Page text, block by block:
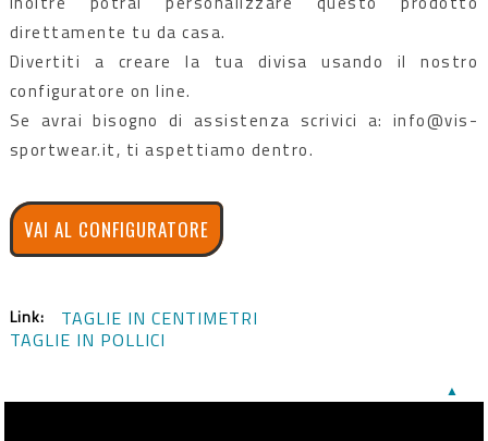
direttamente tu da casa.
Divertiti a creare la tua divisa usando il nostro
configuratore on line.
Se avrai bisogno di assistenza scrivici a: info@vis-
sportwear.it, ti aspettiamo dentro.
VAI AL CONFIGURATORE
Link:
TAGLIE IN CENTIMETRI
TAGLIE IN POLLICI
▲